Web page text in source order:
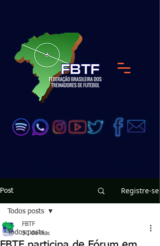
Post Registre-se
Todos posts
Todos posts
FBTF
30 de mar.